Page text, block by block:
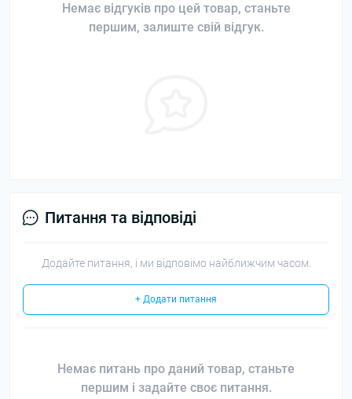
Немає відгуків про цей товар, станьте
першим, залиште свій відгук.
Питання та відповіді
Додайте питання, і ми відповімо найближчим часом.
+ Додати питання
Немає питань про даний товар, станьте
першим і задайте своє питання.